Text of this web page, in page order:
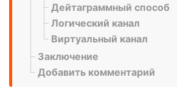
Дейтаграммный способ
Логический канал
Виртуальный канал
Заключение
Добавить комментарий